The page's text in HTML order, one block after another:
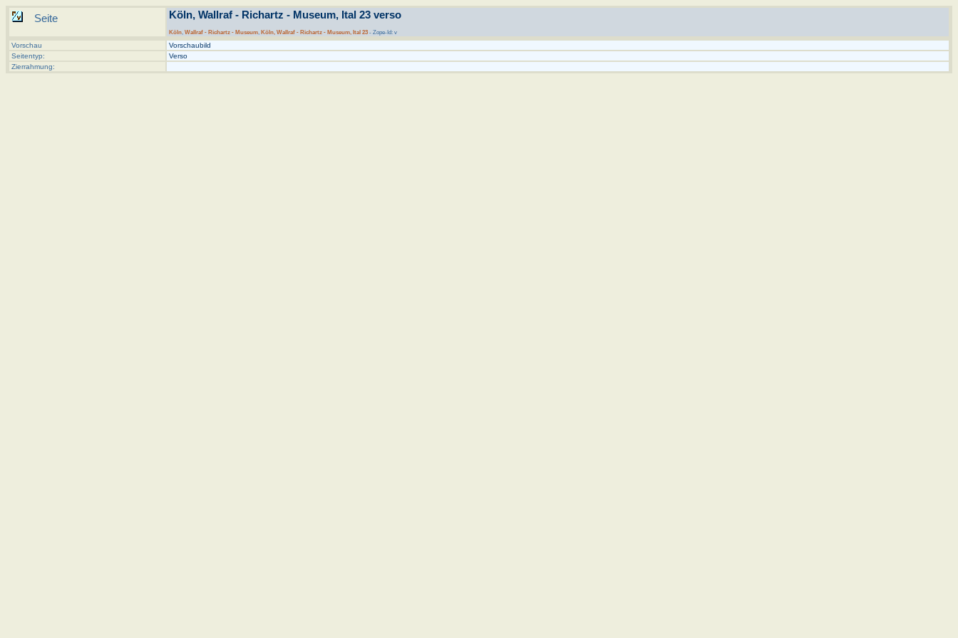
Seite Köln, Wallraf - Richartz - Museum, Ital 23 verso
Köln, Wallraf - Richartz - Museum, Köln, Wallraf - Richartz - Museum, Ital 23 - Zope-Id: v
Vorschau
Vorschaubild
Seitentyp:
Verso
Zierrahmung: